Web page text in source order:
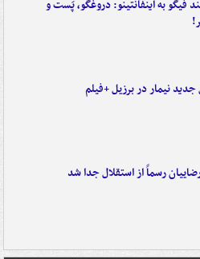
فیگو به اینفانتینو: دروغگو، پَست‌ و
نیمار در برزیل +فیلم
رسماً از استقلال جدا شد